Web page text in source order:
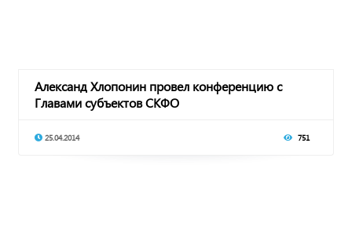
Александ Хлопонин провел конференцию с
Главами субъектов СКФО
25.04.2014 751